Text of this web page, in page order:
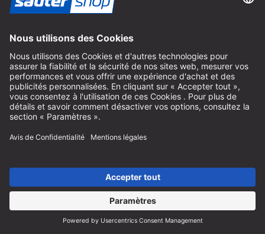
Instructions recyclage des batteries
Paiement et impôts
Formulaire de contact
Droit de rétractation
Service FAQ
Nous concernant
Carrière
Révoquer un contrat
Espace revendeurs